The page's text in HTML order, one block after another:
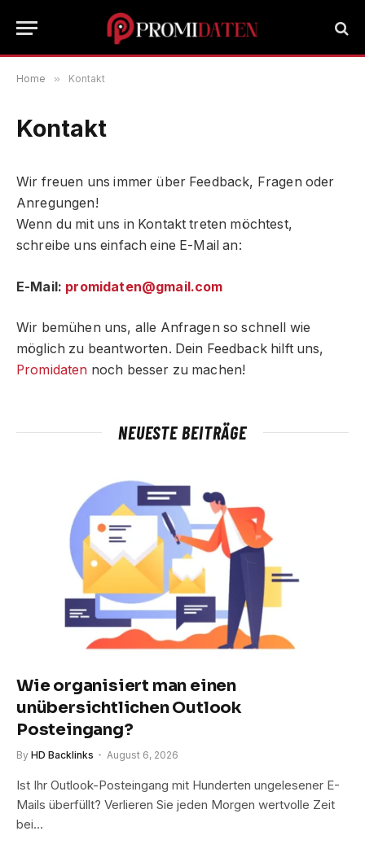
Home » Kontakt
Kontakt
Wir freuen uns immer über Feedback, Fragen oder
Anregungen!
Wenn du mit uns in Kontakt treten möchtest,
schreibe uns einfach eine E-Mail an:
E-Mail: promidaten@gmail.com
Wir bemühen uns, alle Anfragen so schnell wie
möglich zu beantworten. Dein Feedback hilft uns,
Promidaten noch besser zu machen!
NEUESTE BEITRÄGE
Wie organisiert man einen
unübersichtlichen Outlook
Posteingang?
By HD Backlinks August 6, 2026
Ist Ihr Outlook-Posteingang mit Hunderten ungelesener E-
Mails überfüllt? Verlieren Sie jeden Morgen wertvolle Zeit
bei…